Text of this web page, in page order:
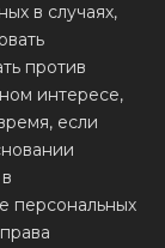
в случаях,
против
интересе,
если
персональных